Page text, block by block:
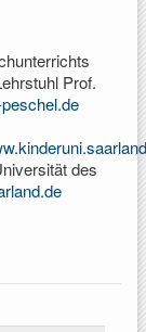
Prof.
des